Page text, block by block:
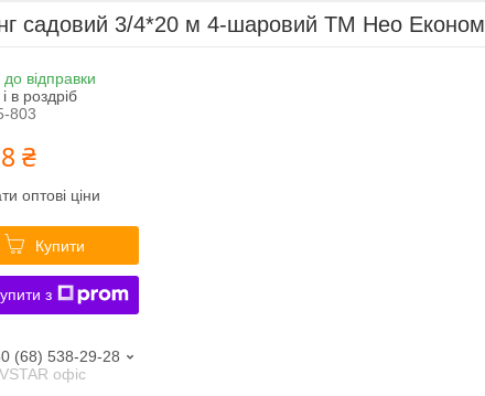
садовий 3/4*20 м 4-шаровий ТМ Нео Економ
до відправки
в роздріб
803
₴
оптові ціни
Купити
з
(68) 538-29-28
офіс